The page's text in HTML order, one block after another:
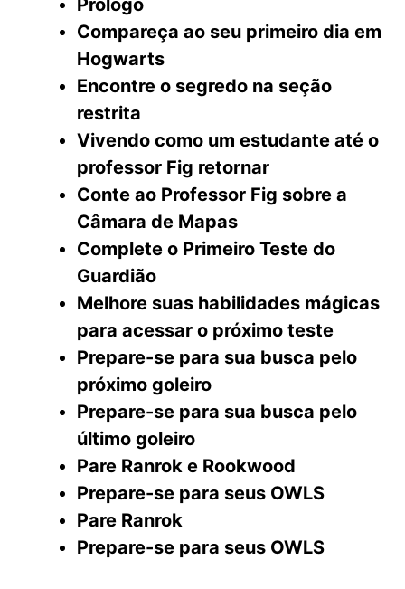
Prólogo
Compareça ao seu primeiro dia em
Hogwarts
Encontre o segredo na seção
restrita
Vivendo como um estudante até o
professor Fig retornar
Conte ao Professor Fig sobre a
Câmara de Mapas
Complete o Primeiro Teste do
Guardião
Melhore suas habilidades mágicas
para acessar o próximo teste
Prepare-se para sua busca pelo
próximo goleiro
Prepare-se para sua busca pelo
último goleiro
Pare Ranrok e Rookwood
Prepare-se para seus OWLS
Pare Ranrok
Prepare-se para seus OWLS